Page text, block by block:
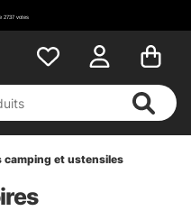
2737 votes
camping et ustensiles